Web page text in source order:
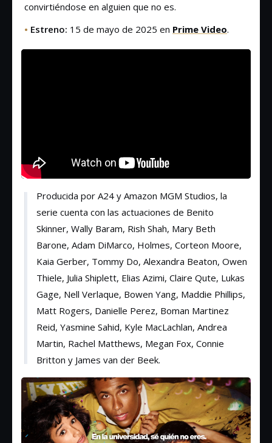
convirtiéndose en alguien que no es.
• Estreno: 15 de mayo de 2025 en Prime Video.
Producida por A24 y Amazon MGM Studios, la
serie cuenta con las actuaciones de Benito
Skinner, Wally Baram, Rish Shah, Mary Beth
Barone, Adam DiMarco, Holmes, Corteon Moore,
Kaia Gerber, Tommy Do, Alexandra Beaton, Owen
Thiele, Julia Shiplett, Elias Azimi, Claire Qute, Lukas
Gage, Nell Verlaque, Bowen Yang, Maddie Phillips,
Matt Rogers, Danielle Perez, Boman Martinez
Reid, Yasmine Sahid, Kyle MacLachlan, Andrea
Martin, Rachel Matthews, Megan Fox, Connie
Britton y James van der Beek.